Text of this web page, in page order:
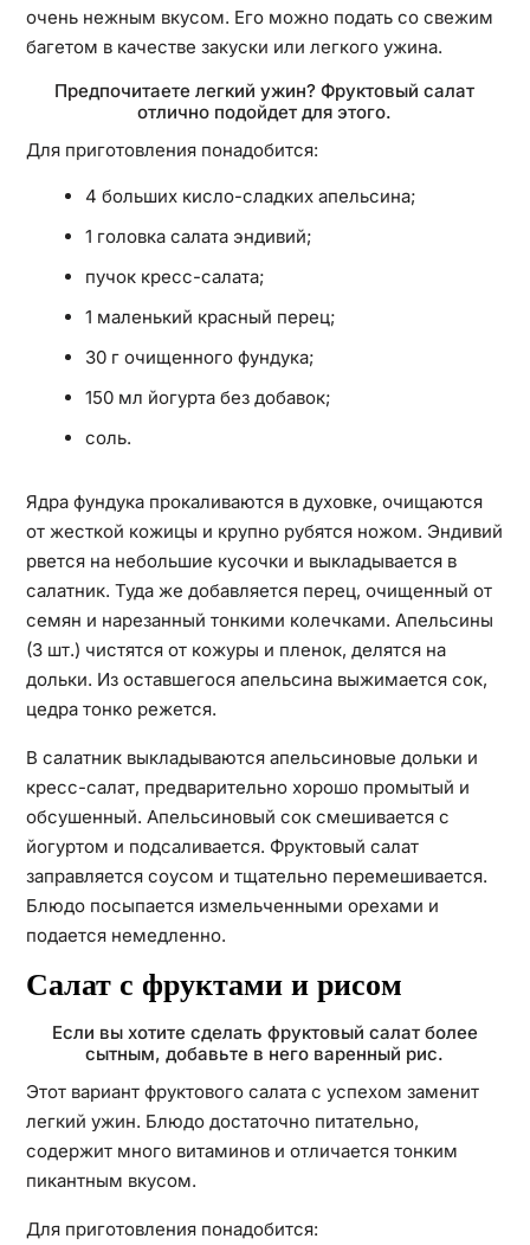
очень нежным вкусом. Его можно подать со свежим
багетом в качестве закуски или легкого ужина.
Предпочитаете легкий ужин? Фруктовый салат
отлично подойдет для этого.
Для приготовления понадобится:
4 больших кисло-сладких апельсина;
1 головка салата эндивий;
пучок кресс-салата;
1 маленький красный перец;
30 г очищенного фундука;
150 мл йогурта без добавок;
соль.
Ядра фундука прокаливаются в духовке, очищаются
от жесткой кожицы и крупно рубятся ножом. Эндивий
рвется на небольшие кусочки и выкладывается в
салатник. Туда же добавляется перец, очищенный от
семян и нарезанный тонкими колечками. Апельсины
(3 шт.) чистятся от кожуры и пленок, делятся на
дольки. Из оставшегося апельсина выжимается сок,
цедра тонко режется.
В салатник выкладываются апельсиновые дольки и
кресс-салат, предварительно хорошо промытый и
обсушенный. Апельсиновый сок смешивается с
йогуртом и подсаливается. Фруктовый салат
заправляется соусом и тщательно перемешивается.
Блюдо посыпается измельченными орехами и
подается немедленно.
Салат с фруктами и рисом
Если вы хотите сделать фруктовый салат более
сытным, добавьте в него варенный рис.
Этот вариант фруктового салата с успехом заменит
легкий ужин. Блюдо достаточно питательно,
содержит много витаминов и отличается тонким
пикантным вкусом.
Для приготовления понадобится: